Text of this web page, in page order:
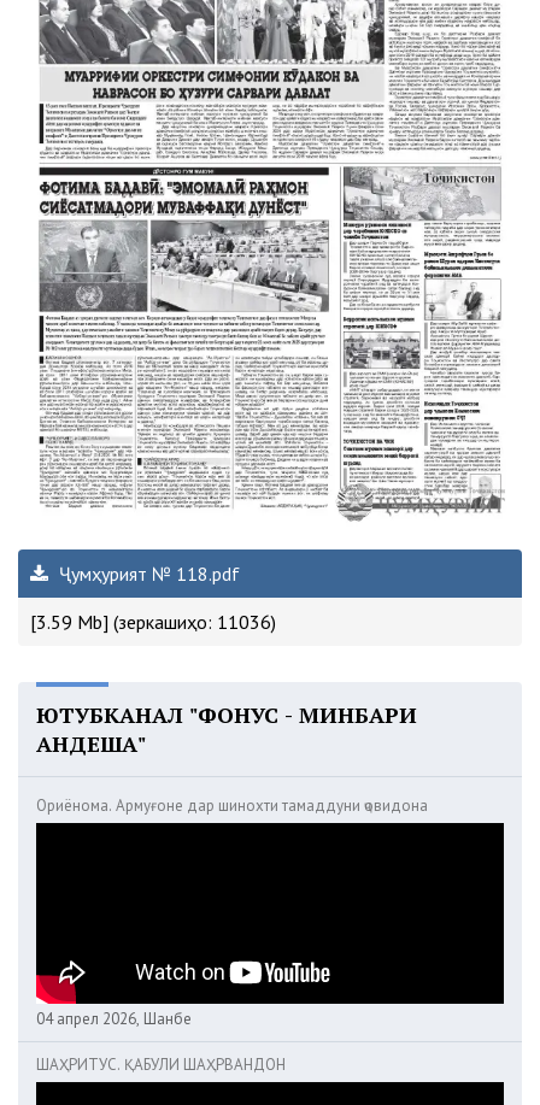
Ҷумҳурият № 118.pdf
[3.59 Mb] (зеркашиҳо: 11036)
ЮТУБКАНАЛ "ФОНУС - МИНБАРИ
АНДЕША"
Ориёнома. Армуғоне дар шинохти тамаддуни ҷовидона
04 апрел 2026, Шанбе
ШАҲРИТУС. ҚАБУЛИ ШАҲРВАНДОН